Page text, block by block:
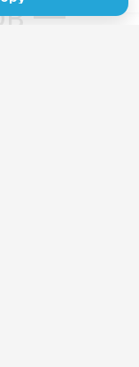
—